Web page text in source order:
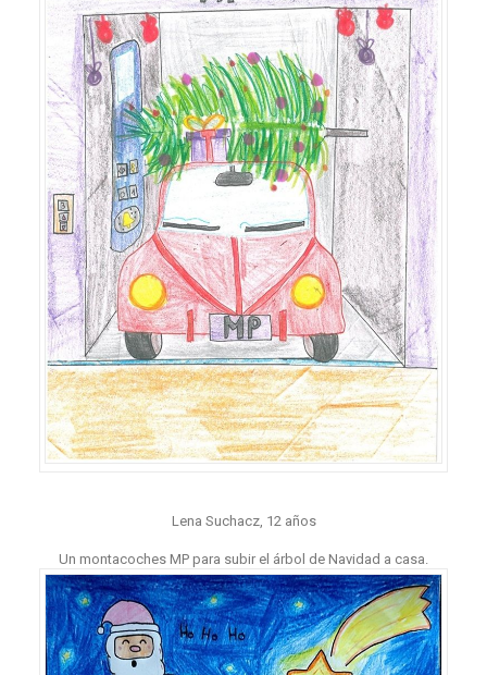
Lena Suchacz, 12 años
Un montacoches MP para subir el árbol de Navidad a casa.